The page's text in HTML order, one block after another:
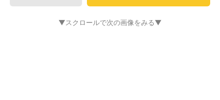
▼スクロールで次の画像をみる▼